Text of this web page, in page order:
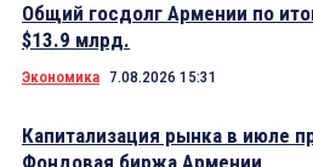
Общий госдолг Армении по
$13.9 млрд.
Экономика 7.08.2026 15:31
Капитализация рынка в июле